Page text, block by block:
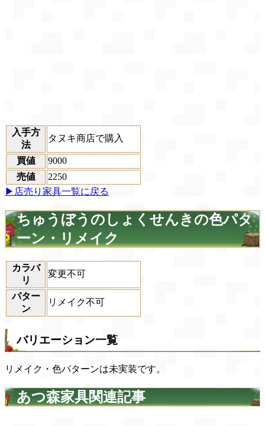
入手方
法
タヌキ商店で購入
買値
9000
売値
2250
▶店売り家具一覧に戻る
ちゅうぼうのしょくせんきの色パタ
ーン・リメイク
カラバ
リ
変更不可
パター
ン
リメイク不可
バリエーション一覧
リメイク・色パターンは未実装です。
あつ森家具関連記事